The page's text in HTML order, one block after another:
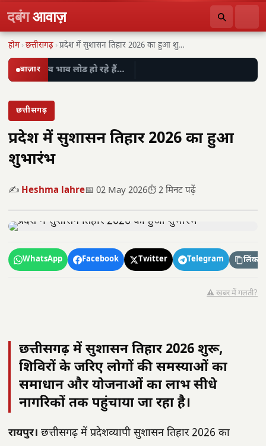
दबंगआवाज़
होम ›छत्तीसगढ़ › प्रदेश में सुशासन तिहार 2026 का हुआ शुभारंभ
बाज़ारलाइव भाव लोड हो रहे हैं…
छत्तीसगढ़
प्रदेश में सुशासन तिहार 2026 का हुआ
शुभारंभ
✍️ Heshma lahre📅 02 May 2026⏱️ 2 मिनट पढ़ें
WhatsApp Facebook Twitter Telegram लिंक
⚠️ खबर में गलती?
छत्तीसगढ़ में सुशासन तिहार 2026 शुरू,
शिविरों के जरिए लोगों की समस्याओं का
समाधान और योजनाओं का लाभ सीधे
नागरिकों तक पहुंचाया जा रहा है।
रायपुर। छत्तीसगढ़ में प्रदेशव्यापी सुशासन तिहार 2026 का